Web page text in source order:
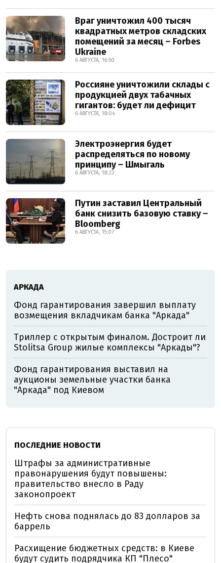
Враг уничтожил 400 тысяч
квадратных метров складских
помещений за месяц – Forbes
Ukraine
6 АВГУСТА, 16:50
Россияне уничтожили склады с
продукцией двух табачных
гигантов: будет ли дефицит
6 АВГУСТА, 18:04
Электроэнергия будет
распределяться по новому
принципу – Шмыгаль
6 АВГУСТА, 18:23
Путин заставил Центральный
банк снизить базовую ставку –
Bloomberg
6 АВГУСТА, 15:07
АРКАДА
Фонд гарантирования завершил выплату
возмещения вкладчикам банка "Аркада"
Триллер с открытым финалом. Достроит ли
Stolitsa Group жилые комплексы "Аркады"?
Фонд гарантирования выставил на
аукционы земельные участки банка
"Аркада" под Киевом
ПОСЛЕДНИЕ НОВОСТИ
Штрафы за административные
правонарушения будут повышены:
правительство внесло в Раду
законопроект
Нефть снова поднялась до 83 долларов за
баррель
Расхищение бюджетных средств: в Киеве
будут судить подрядчика КП "Плесо"